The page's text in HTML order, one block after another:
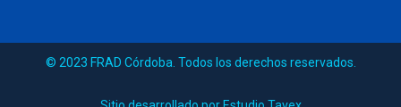
© 2023 FRAD Córdoba. Todos los derechos reservados.